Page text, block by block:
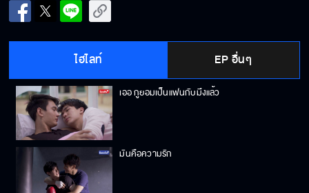
ไฮไลท์ EP อื่นๆ
เออ กูยอมเป็นแฟนกับมึงแล้ว
มันคือความรัก